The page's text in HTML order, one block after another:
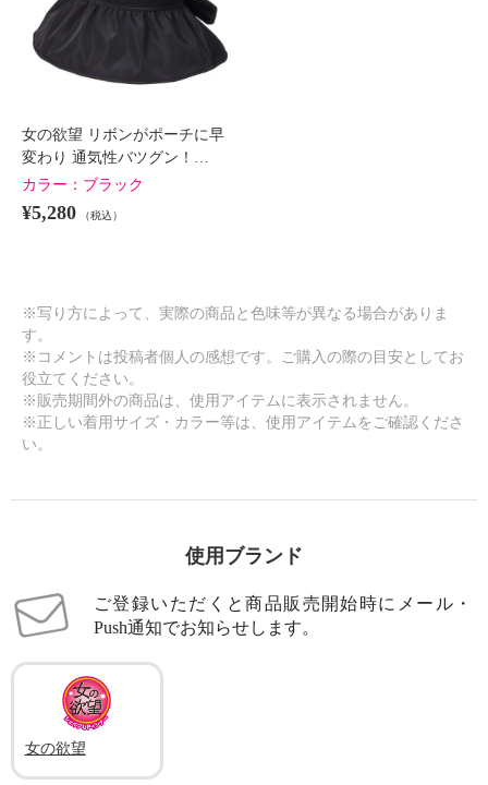
女の欲望 リボンがポーチに早
変わり 通気性バツグン！…
カラー： ブラック
¥5,280 （税込）
※写り方によって、実際の商品と色味等が異なる場合がありま
す。
※コメントは投稿者個人の感想です。ご購入の際の目安としてお
役立てください。
※販売期間外の商品は、使用アイテムに表示されません。
※正しい着用サイズ・カラー等は、使用アイテムをご確認くださ
い。
使用ブランド
ご登録いただくと商品販売開始時にメール・
Push通知でお知らせします。
女の欲望